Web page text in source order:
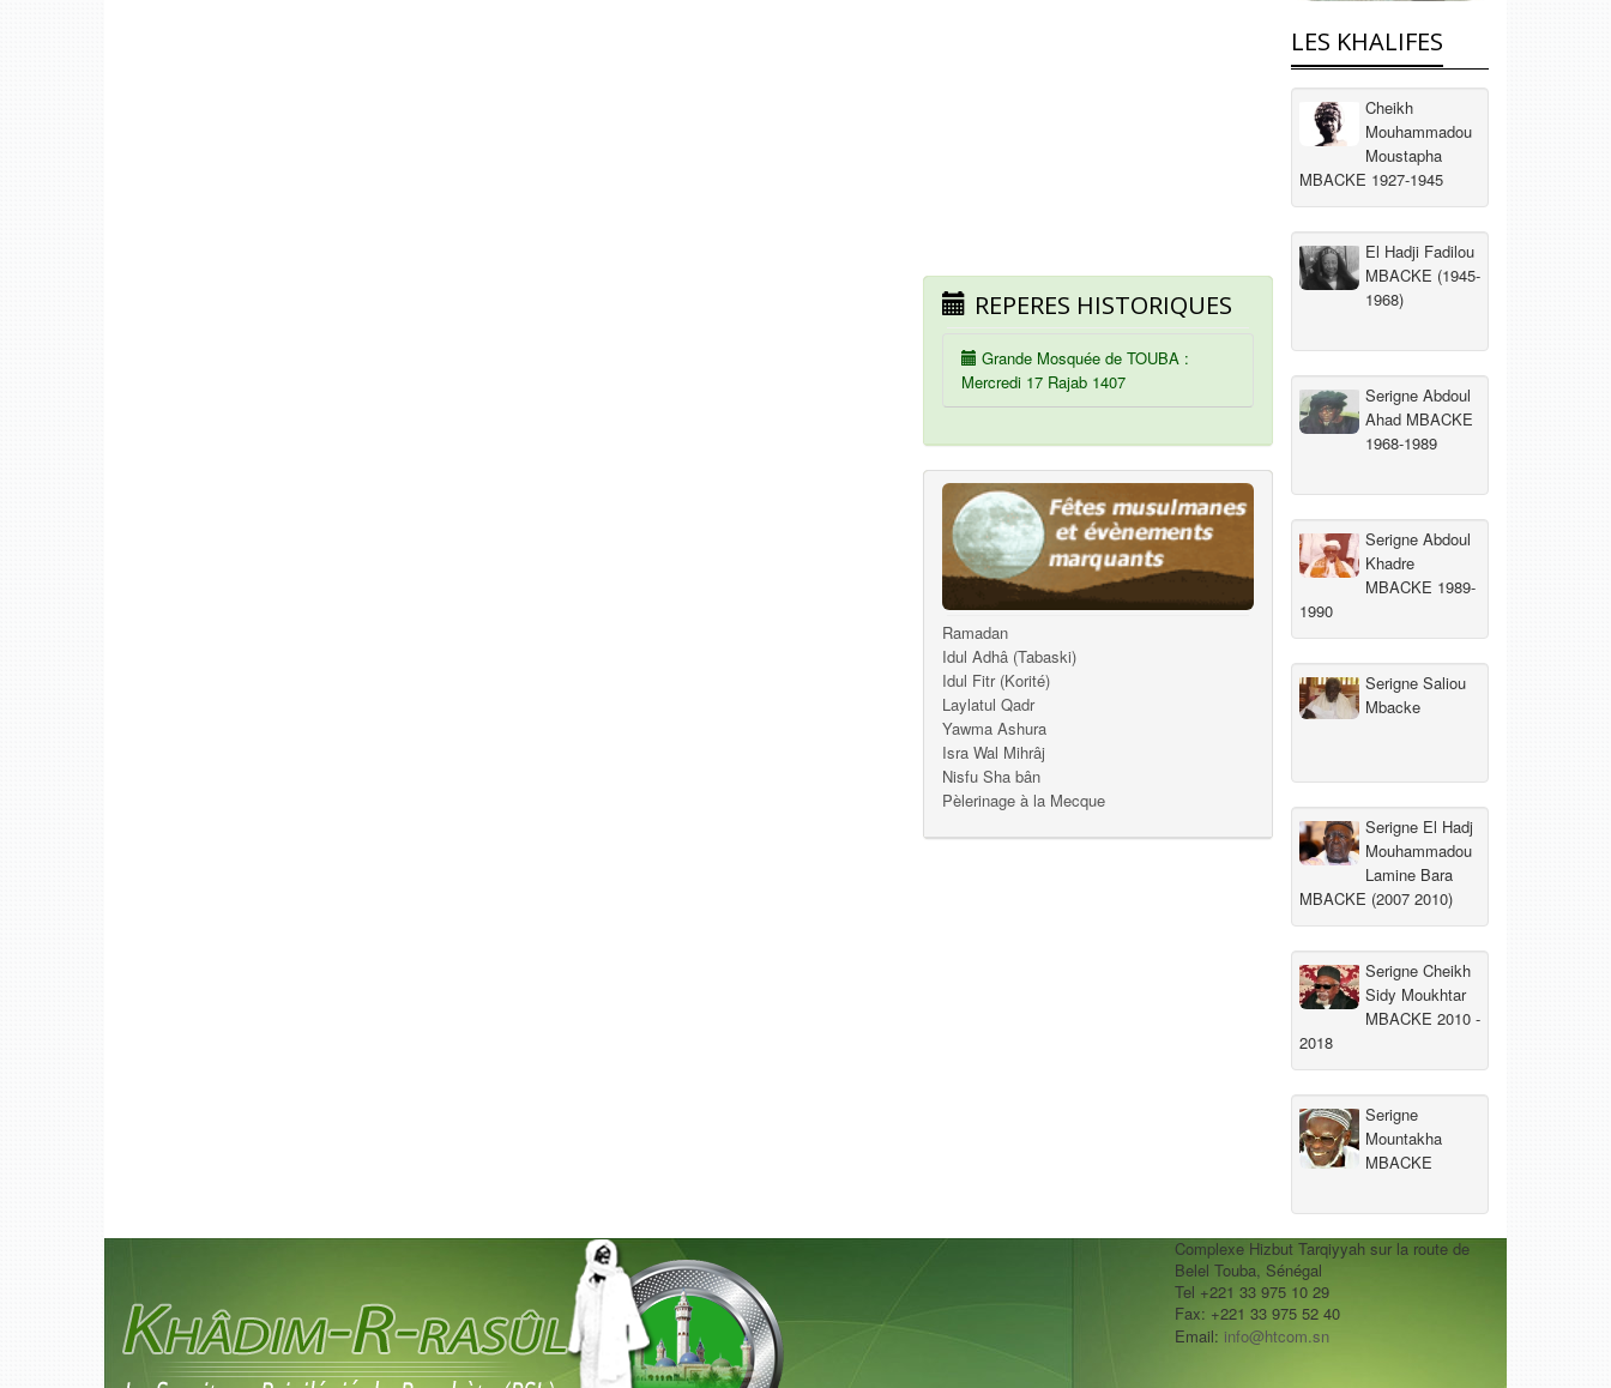
REPERES HISTORIQUES
Grande Mosquée de TOUBA :
Mercredi 17 Rajab 1407
Ramadan
Idul Adhâ (Tabaski)
Idul Fitr (Korité)
Laylatul Qadr
Yawma Ashura
Isra Wal Mihrâj
Nisfu Sha bân
Pèlerinage à la Mecque
LES KHALIFES
Cheikh
Mouhammadou
Moustapha
MBACKE 1927-1945
El Hadji Fadilou
MBACKE (1945-
1968)
Serigne Abdoul
Ahad MBACKE
1968-1989
Serigne Abdoul
Khadre
MBACKE 1989-
1990
Serigne Saliou
Mbacke
Serigne El Hadj
Mouhammadou
Lamine Bara
MBACKE (2007 2010)
Serigne Cheikh
Sidy Moukhtar
MBACKE 2010 -
2018
Serigne
Mountakha
MBACKE
Complexe Hizbut Tarqiyyah sur la route de
Belel Touba, Sénégal
Tel +221 33 975 10 29
Fax: +221 33 975 52 40
Email: info@htcom.sn